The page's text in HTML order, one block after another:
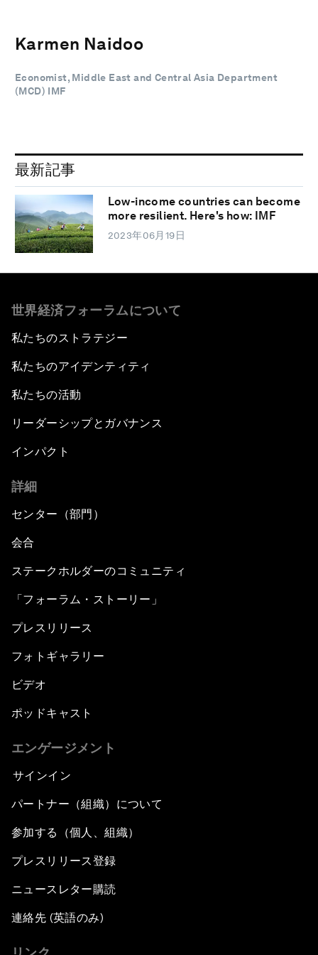
Karmen Naidoo
Economist, Middle East and Central Asia Department
(MCD) IMF
最新記事
Low-income countries can become
more resilient. Here's how: IMF
2023年06月19日
世界経済フォーラムについて
私たちのストラテジー
私たちのアイデンティティ
私たちの活動
リーダーシップとガバナンス
インパクト
詳細
センター（部門）
会合
ステークホルダーのコミュニティ
「フォーラム・ストーリー」
プレスリリース
フォトギャラリー
ビデオ
ポッドキャスト
エンゲージメント
サインイン
パートナー（組織）について
参加する（個人、組織）
プレスリリース登録
ニュースレター購読
連絡先 (英語のみ)